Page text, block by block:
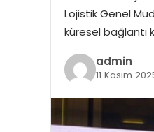
Lojistik Genel
küresel bağlantı
admin
11 Kasım